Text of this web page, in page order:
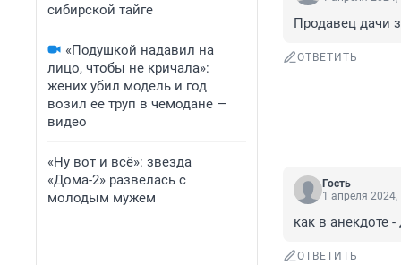
сибирской тайге
«Подушкой надавил на
лицо, чтобы не кричала»:
жених убил модель и год
возил ее труп в чемодане —
видео
«Ну вот и всё»: звезда
«Дома-2» развелась с
молодым мужем
Продавец дачи
ОТВЕТИТЬ
Гость
1 апреля 2024,
как в анекдоте
ОТВЕТИТЬ